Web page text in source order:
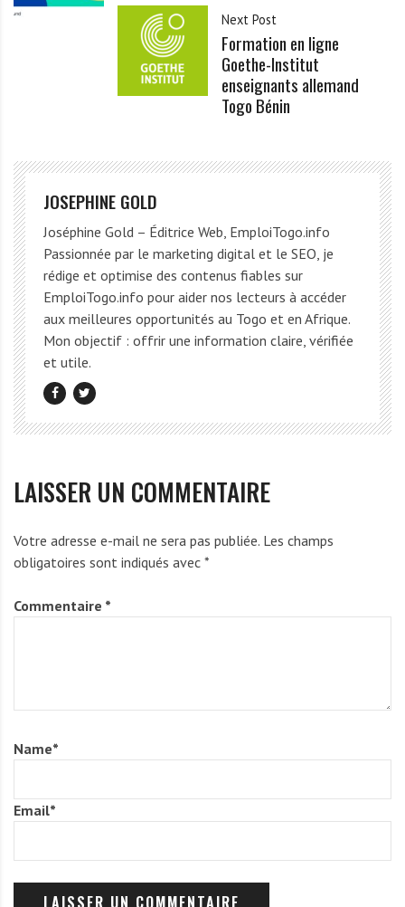
Next Post
Formation en ligne
Goethe-Institut
enseignants allemand
Togo Bénin
JOSEPHINE GOLD
Joséphine Gold – Éditrice Web, EmploiTogo.info
Passionnée par le marketing digital et le SEO, je
rédige et optimise des contenus fiables sur
EmploiTogo.info pour aider nos lecteurs à accéder
aux meilleures opportunités au Togo et en Afrique.
Mon objectif : offrir une information claire, vérifiée
et utile.
LAISSER UN COMMENTAIRE
Votre adresse e-mail ne sera pas publiée. Les champs
obligatoires sont indiqués avec *
Commentaire *
Name*
Email*